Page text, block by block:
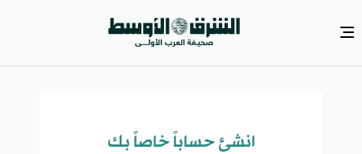
انشئ حساباً خاصاً بك​